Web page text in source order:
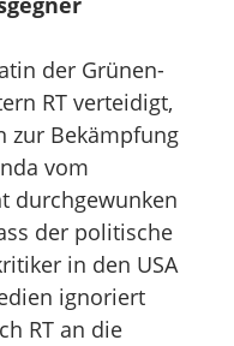
der Grünen-
RT verteidigt,
zur Bekämpfung
vom
durchgewunken
der politische
in den USA
ignoriert
RT an die